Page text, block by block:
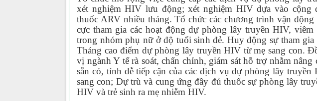
xét nghiệm HIV lưu động; xét nghiệm HIV dựa vào cộng
thuốc ARV nhiều tháng. Tổ chức các chương trình vận
cực tham gia các hoạt động dự phòng lây truyền HIV,
trong nhóm phụ nữ ở độ tuổi sinh đẻ. Huy động sự tham
Tháng cao điểm dự phòng lây truyền HIV từ mẹ sang con.
vị ngành Y tế rà soát, chấn chỉnh, giám sát hỗ trợ nhằm
sẵn có, tính dễ tiếp cận của các dịch vụ dự phòng lây
sang con; Dự trù và cung ứng đầy đủ thuốc sự phòng lây
HIV và trẻ sinh ra mẹ nhiễm HIV.